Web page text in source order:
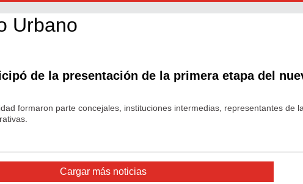
Urbano
de la presentación de la primera etapa del
formaron parte concejales, instituciones intermedias, representantes de
Cargar más noticias